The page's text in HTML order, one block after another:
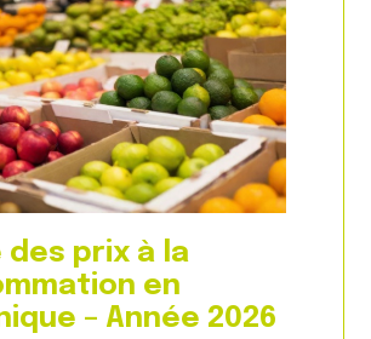
p
e
–
A
n
n
é
e
2
0
2
6
e
s
p
r
i
x
d
e
p
r
o
d
u
c
t
des prix à la
en
– Année 2026